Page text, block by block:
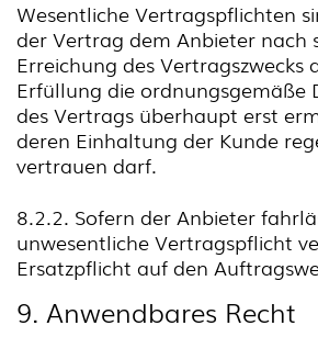
Wesentliche Vertragspflichten
der Vertrag dem Anbieter nach
Erreichung des Vertragszwecks
Erfüllung die ordnungsgemäße
des Vertrags überhaupt erst
deren Einhaltung der Kunde
vertrauen darf.
8.2.2. Sofern der Anbieter
unwesentliche Vertragspflicht
Ersatzpflicht auf den
9. Anwendbares Recht